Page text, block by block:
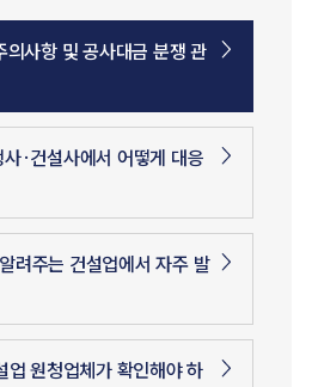
의사항 및 공사대금 분쟁 관
·건설사에서 어떻게 대응
려주는 건설업에서 자주 발
업 원청업체가 확인해야 하